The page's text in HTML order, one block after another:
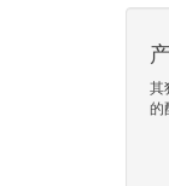
其
的